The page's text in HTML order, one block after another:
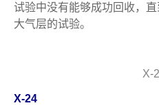
试验中没有能够成功回收，
大气层的试验。
X-
X-24